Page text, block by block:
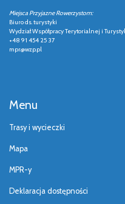
Miejsca Przyjazne Rowerzystom:
Biuro ds. turystyki
Wydział Współpracy Terytorialnej i
+48 91 454 25 37
mpr@wzp.pl
Menu
Trasy i wycieczki
Mapa
MPR-y
Deklaracja dostępności